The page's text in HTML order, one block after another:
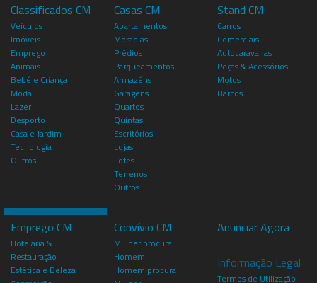
Classificados CM
Veículos
Imóveis
Emprego
Animais
Bebé e Criança
Moda
Lazer
Desporto
Casa e Jardim
Tecnologia
Outros
Casas CM
Apartamentos
Moradias
Prédios
Parqueamentos
Armazéns
Garagens
Quartos
Quintas
Escritórios
Lojas
Lotes
Terrenos
Outros
Stand CM
Carros
Comerciais
Autocaravanas
Peças & Acessórios
Motos
Barcos
Emprego CM
Hotelaria &
Restauração
Estética e Beleza
Convívio CM
Mulher procura
Homem
Homem procura
Anunciar Agora
Informação Legal
Termos de Utilização